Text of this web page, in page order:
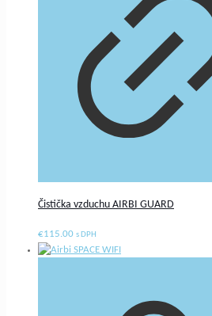
Čistička vzduchu AIRBI GUARD
€115.00 s DPH